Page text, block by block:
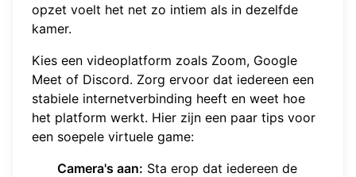
opzet voelt het net zo intiem als in dezelfde
kamer.
Kies een videoplatform zoals Zoom, Google
Meet of Discord. Zorg ervoor dat iedereen een
stabiele internetverbinding heeft en weet hoe
het platform werkt. Hier zijn een paar tips voor
een soepele virtuele game:
Camera's aan: Sta erop dat iedereen de